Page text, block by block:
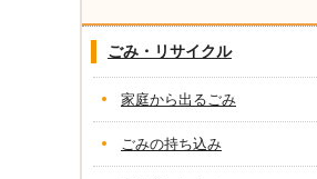
ごみ・リサイクル
家庭から出るごみ
ごみの持ち込み